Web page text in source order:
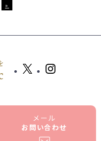
»
メール
お問い合わせ